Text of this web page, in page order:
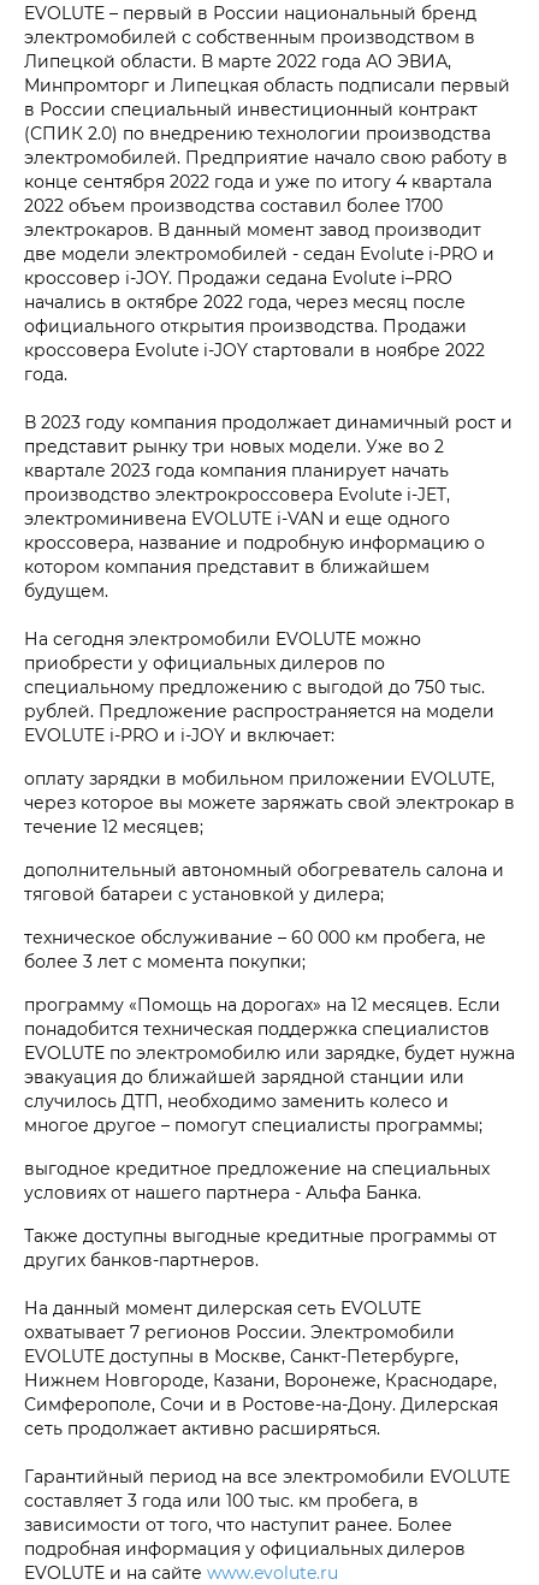
EVOLUTE – первый в России национальный бренд
электромобилей с собственным производством в
Липецкой области. В марте 2022 года АО ЭВИА,
Минпромторг и Липецкая область подписали первый
в России специальный инвестиционный контракт
(СПИК 2.0) по внедрению технологии производства
электромобилей. Предприятие начало свою работу в
конце сентября 2022 года и уже по итогу 4 квартала
2022 объем производства составил более 1700
электрокаров. В данный момент завод производит
две модели электромобилей - седан Evolute i‑PRO и
кроссовер i‑JOY. Продажи седана Evolute i–PRO
начались в октябре 2022 года, через месяц после
официального открытия производства. Продажи
кроссовера Evolute i‑JOY стартовали в ноябре 2022
года.
В 2023 году компания продолжает динамичный рост и
представит рынку три новых модели. Уже во 2
квартале 2023 года компания планирует начать
производство электрокроссовера Evolute i‑JET,
электроминивена EVOLUTE i‑VAN и еще одного
кроссовера, название и подробную информацию о
котором компания представит в ближайшем
будущем.
На сегодня электромобили EVOLUTE можно
приобрести у официальных дилеров по
специальному предложению с выгодой до 750 тыс.
рублей. Предложение распространяется на модели
EVOLUTE i‑PRO и i‑JOY и включает:
оплату зарядки в мобильном приложении EVOLUTE,
через которое вы можете заряжать свой электрокар в
течение 12 месяцев;
дополнительный автономный обогреватель салона и
тяговой батареи с установкой у дилера;
техническое обслуживание – 60 000 км пробега, не
более 3 лет с момента покупки;
программу «Помощь на дорогах» на 12 месяцев. Если
понадобится техническая поддержка специалистов
EVOLUTE по электромобилю или зарядке, будет нужна
эвакуация до ближайшей зарядной станции или
случилось ДТП, необходимо заменить колесо и
многое другое – помогут специалисты программы;
выгодное кредитное предложение на специальных
условиях от нашего партнера - Альфа Банка.
Также доступны выгодные кредитные программы от
других банков-партнеров.
На данный момент дилерская сеть EVOLUTE
охватывает 7 регионов России. Электромобили
EVOLUTE доступны в Москве, Санкт-Петербурге,
Нижнем Новгороде, Казани, Воронеже, Краснодаре,
Симферополе, Сочи и в Ростове-на-Дону. Дилерская
сеть продолжает активно расширяться.
Гарантийный период на все электромобили EVOLUTE
составляет 3 года или 100 тыс. км пробега, в
зависимости от того, что наступит ранее. Более
подробная информация у официальных дилеров
EVOLUTE и на сайте www.evolute.ru